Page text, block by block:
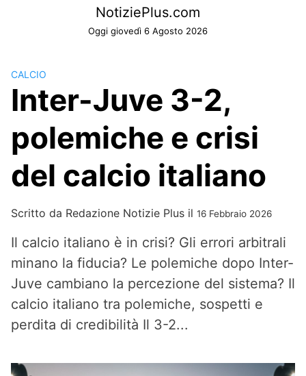
NotiziePlus.com
Oggi giovedì 6 Agosto 2026
CALCIO
Inter-Juve 3-2,
polemiche e crisi
del calcio italiano
Scritto da Redazione Notizie Plus il 16 Febbraio 2026
Il calcio italiano è in crisi? Gli errori arbitrali
minano la fiducia? Le polemiche dopo Inter-
Juve cambiano la percezione del sistema? Il
calcio italiano tra polemiche, sospetti e
perdita di credibilità Il 3-2...